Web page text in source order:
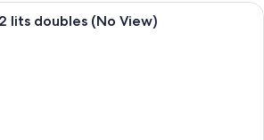
Une chambre d’hôtel avec deux lits,
lits doubles (No View)